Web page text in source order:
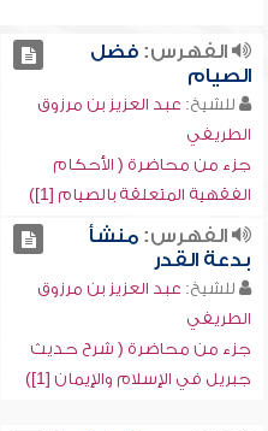
الفهرس:فضل
الصيام
للشيخ: عبد العزيز بن مرزوق
الطريفي
جزء من محاضرة ( الأحكام
الفقهية المتعلقة بالصيام [1])
الفهرس:منشأ
بدعة القدر
للشيخ: عبد العزيز بن مرزوق
الطريفي
جزء من محاضرة ( شرح حديث
جبريل في الإسلام والإيمان [1])